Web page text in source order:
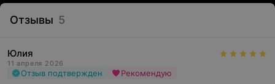
Отзывы 5
Юлия
11 апреля 2026
Отзыв подтвержден Рекомендую